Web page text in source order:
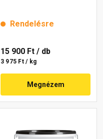
Rendelésre
15 900 Ft / db
3 975 Ft / kg
Megnézem